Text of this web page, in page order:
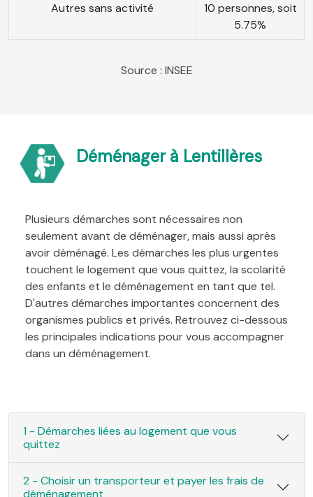
Autres sans activité
10 personnes, soit
5.75%
Source : INSEE
Déménager à Lentillères
Plusieurs démarches sont nécessaires non
seulement avant de déménager, mais aussi après
avoir déménagé. Les démarches les plus urgentes
touchent le logement que vous quittez, la scolarité
des enfants et le déménagement en tant que tel.
D'autres démarches importantes concernent des
organismes publics et privés. Retrouvez ci-dessous
les principales indications pour vous accompagner
dans un déménagement.
1 - Démarches liées au logement que vous
quittez
2 - Choisir un transporteur et payer les frais de
déménagement